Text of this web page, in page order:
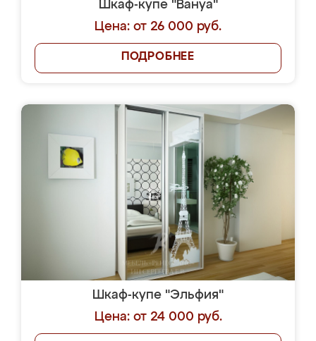
Шкаф-купе "Вануа"
Цена: от 26 000 руб.
ПОДРОБНЕЕ
Шкаф-купе "Эльфия"
Цена: от 24 000 руб.